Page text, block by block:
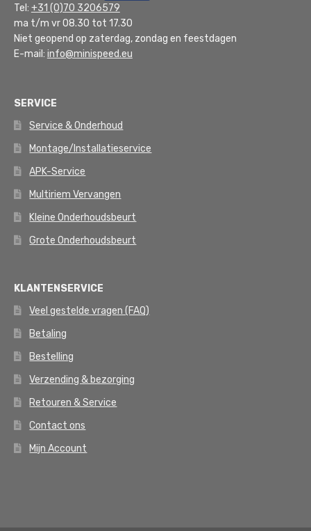
Tel: +31 (0)70 3206579
ma t/m vr 08.30 tot 17.30
Niet geopend op zaterdag, zondag en feestdagen
E-mail: info@minispeed.eu
SERVICE
Service & Onderhoud
Montage/Installatieservice
APK-Service
Multiriem Vervangen
Kleine Onderhoudsbeurt
Grote Onderhoudsbeurt
KLANTENSERVICE
Veel gestelde vragen (FAQ)
Betaling
Bestelling
Verzending & bezorging
Retouren & Service
Contact ons
Mijn Account